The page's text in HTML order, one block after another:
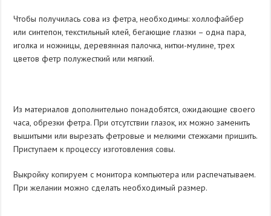
Чтобы получилась сова из фетра, необходимы: холлофайбер
или синтепон, текстильный клей, бегающие глазки – одна пара,
иголка и ножницы, деревянная палочка, нитки-мулине, трех
цветов фетр полужесткий или мягкий.
Из материалов дополнительно понадобятся, ожидающие своего
часа, обрезки фетра. При отсутствии глазок, их можно заменить
вышитыми или вырезать фетровые и мелкими стежками пришить.
Приступаем к процессу изготовления совы.
Выкройку копируем с монитора компьютера или распечатываем.
При желании можно сделать необходимый размер.